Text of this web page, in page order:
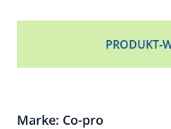
PRODUKT-
Marke: Co-pro